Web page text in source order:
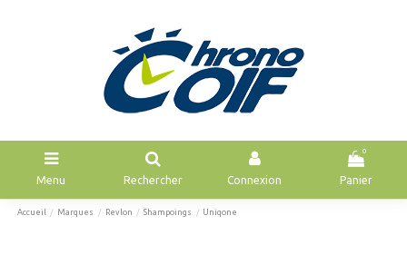
Menu Rechercher Connexion
0
Panier
Accueil Marques Revlon Shampoings Uniqone